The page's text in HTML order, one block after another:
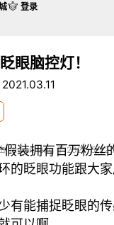
眨眼脑控灯！
2021.03.11
liuwenhang 于 2021-5-12
装拥有百万粉丝
的眨眼功能跟大
有能捕捉眨眼的
登录